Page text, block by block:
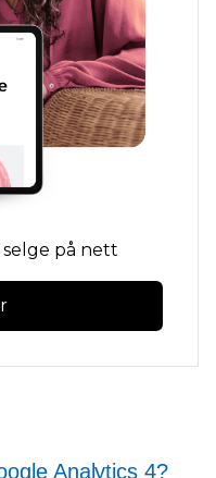
på nett
Analytics 4?